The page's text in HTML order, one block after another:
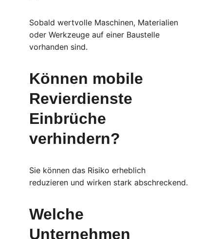
Sobald wertvolle Maschinen, Materialien
oder Werkzeuge auf einer Baustelle
vorhanden sind.
Können mobile
Revierdienste
Einbrüche
verhindern?
Sie können das Risiko erheblich
reduzieren und wirken stark abschreckend.
Welche
Unternehmen